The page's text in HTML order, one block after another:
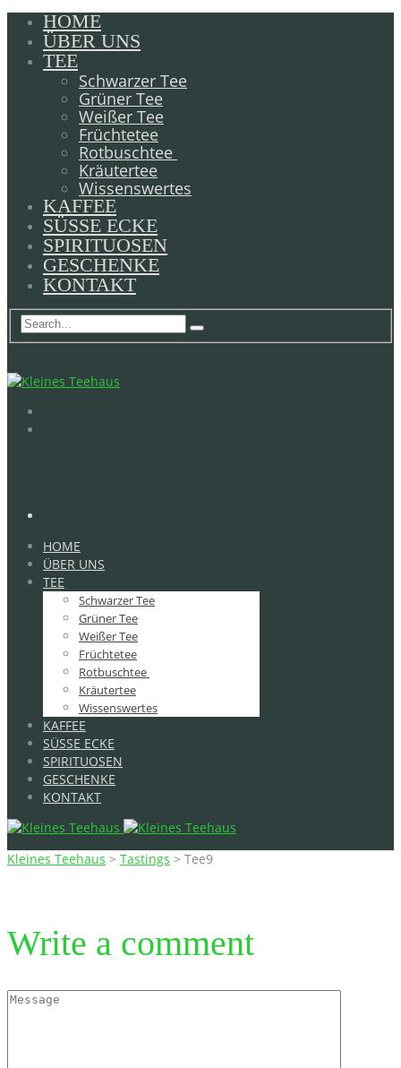
HOME
ÜBER UNS
TEE
Schwarzer Tee
Grüner Tee
Weißer Tee
Früchtetee
Rotbuschtee
Kräutertee
Wissenswertes
KAFFEE
SÜSSE ECKE
SPIRITUOSEN
GESCHENKE
KONTAKT
HOME
ÜBER UNS
TEE
Schwarzer Tee
Grüner Tee
Weißer Tee
Früchtetee
Rotbuschtee
Kräutertee
Wissenswertes
KAFFEE
SÜSSE ECKE
SPIRITUOSEN
GESCHENKE
KONTAKT
Kleines Teehaus > Tastings > Tee9
Write a comment